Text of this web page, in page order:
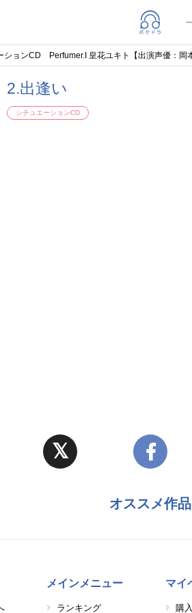
ションCD Perfumer.I 皇花ユキト【出演声優：岡
2.出逢い
シチュエーションCD
オススメ作品
メインメニュー
ランキング
マイ
購